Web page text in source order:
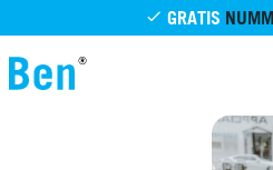
Overslaan en naar de
GRATIS